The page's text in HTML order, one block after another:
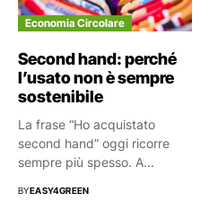
Economia Circolare
Second hand: perché
l’usato non è sempre
sostenibile
La frase “Ho acquistato
second hand” oggi ricorre
sempre più spesso. A...
BYEASY4GREEN